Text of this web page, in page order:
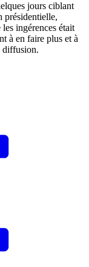
jours ciblant
présidentielle,
ingérences était
à en faire plus et à
diffusion.